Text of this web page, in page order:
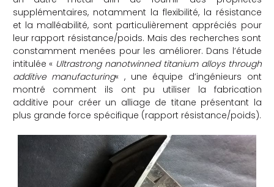
supplémentaires, notamment la flexibilité, la résistance
et la malléabilité, sont particulièrement appréciés pour
leur rapport résistance/poids. Mais des recherches sont
constamment menées pour les améliorer. Dans l’étude
intitulée « Ultrastrong nanotwinned titanium alloys through
additive manufacturing« , une équipe d’ingénieurs ont
montré comment ils ont pu utiliser la fabrication
additive pour créer un alliage de titane présentant la
plus grande force spécifique (rapport résistance/poids).